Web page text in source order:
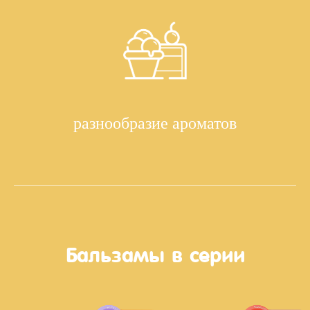
разнообразие ароматов
Бальзамы в серии